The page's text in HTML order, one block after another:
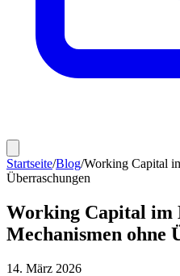
Startseite/Blog/Working Capital
Überraschungen
Working Capital im
Mechanismen ohne
14. März 2026